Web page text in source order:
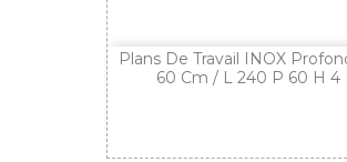
Plans De Travail INOX
60 Cm / L 240 P 60 H 4